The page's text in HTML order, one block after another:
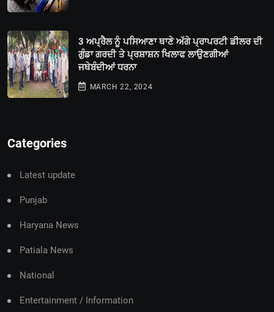
3 ਅਪ੍ਰੈਲ ਨੂੰ ਪਸਿਆਣਾ ਥਾਣੇ ਅੱਗੇ ਪ੍ਰਾਪਰਟੀ ਡੀਲਰ ਦੀ
ਗੁੰਡਾ ਗਰਦੀ ਤੇ ਪ੍ਰਸ਼ਾਸ਼ਨ ਖਿਲਾਫ ਲਾਉਣਗੀਆਂ
ਜਥੇਬੰਦੀਆਂ ਧਰਨਾ
MARCH 22, 2024
Categories
Latest update
Punjab
Haryana News
Patiala News
National
Entertainment / Information